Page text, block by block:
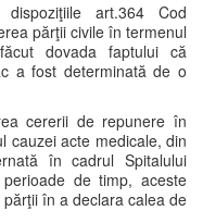
art.364 Cod
părţii civile în termenul
dovada faptului că
a fost determinată de o
cererii de repunere în
cauzei acte medicale, din
în cadrul Spitalului
de timp, aceste
în a declara calea de